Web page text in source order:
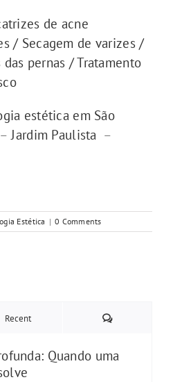
de acne
/ Secagem de varizes /
pernas / Tratamento
estética em São
–Jardim Paulista –
Estética | 0 Comments
Recent Comments
Quando uma